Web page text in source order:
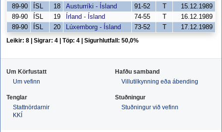
89-90
ÍSL 18 Austurríki - Ísland 91-52
15.12.1989
89-90
ÍSL 19 Írland - Ísland 74-55
16.12.1989
89-90
ÍSL 20 Lúxemborg - Ísland 73-52
17.12.1989
Leikir: 8 | Sigrar: 4 | Töp: 4 | Sigurhlutfall: 50,0%
Um Körfustatt
Um vefinn
Hafðu samband
Villutilkynning eða ábending
Tenglar
Stattnördarnir
KKÍ
Stuðningur
Stuðningur við vefinn